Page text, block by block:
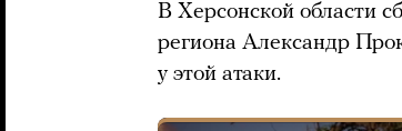
В Херсонской области
региона Александр
у этой атаки.